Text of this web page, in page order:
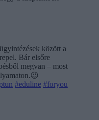
között a
Bár elsőre
megvan – most
#eduline #foryou